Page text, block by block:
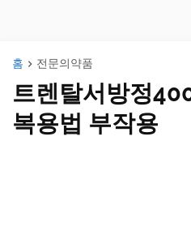
홈 전문의약품
트렌탈서방정
복용법 부작용